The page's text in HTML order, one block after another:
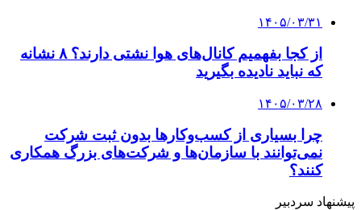
۱۴۰۵/۰۳/۳۱
از کجا بفهمیم کانال‌های هوا نشتی دارند؟ ۸ نشانه
که نباید نادیده بگیرید
۱۴۰۵/۰۳/۲۸
چرا بسیاری از کسب‌وکارها بدون ثبت شرکت
نمی‌توانند با سازمان‌ها و شرکت‌های بزرگ همکاری
کنند؟
پیشنهاد سردبیر